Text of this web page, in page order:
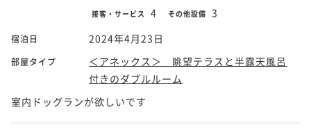
接客・サービス 4 その他設備 3
宿泊日 2024年4月23日
部屋タイプ
＜アネックス＞ 眺望テラスと半露天風呂
付きのダブルルーム
室内ドッグランが欲しいです